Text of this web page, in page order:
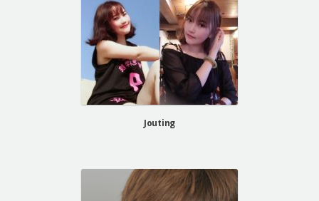
Jouting